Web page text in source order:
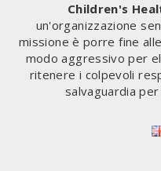
Children's
un'organizzazione
missione è porre fine
modo aggressivo per
ritenere i colpevoli
salvaguardia